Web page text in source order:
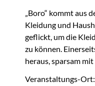
„Boro“ kommt aus
Kleidung und
geflickt, um die
zu können.
heraus, sparsam mit
Veranstaltungs-Ort: